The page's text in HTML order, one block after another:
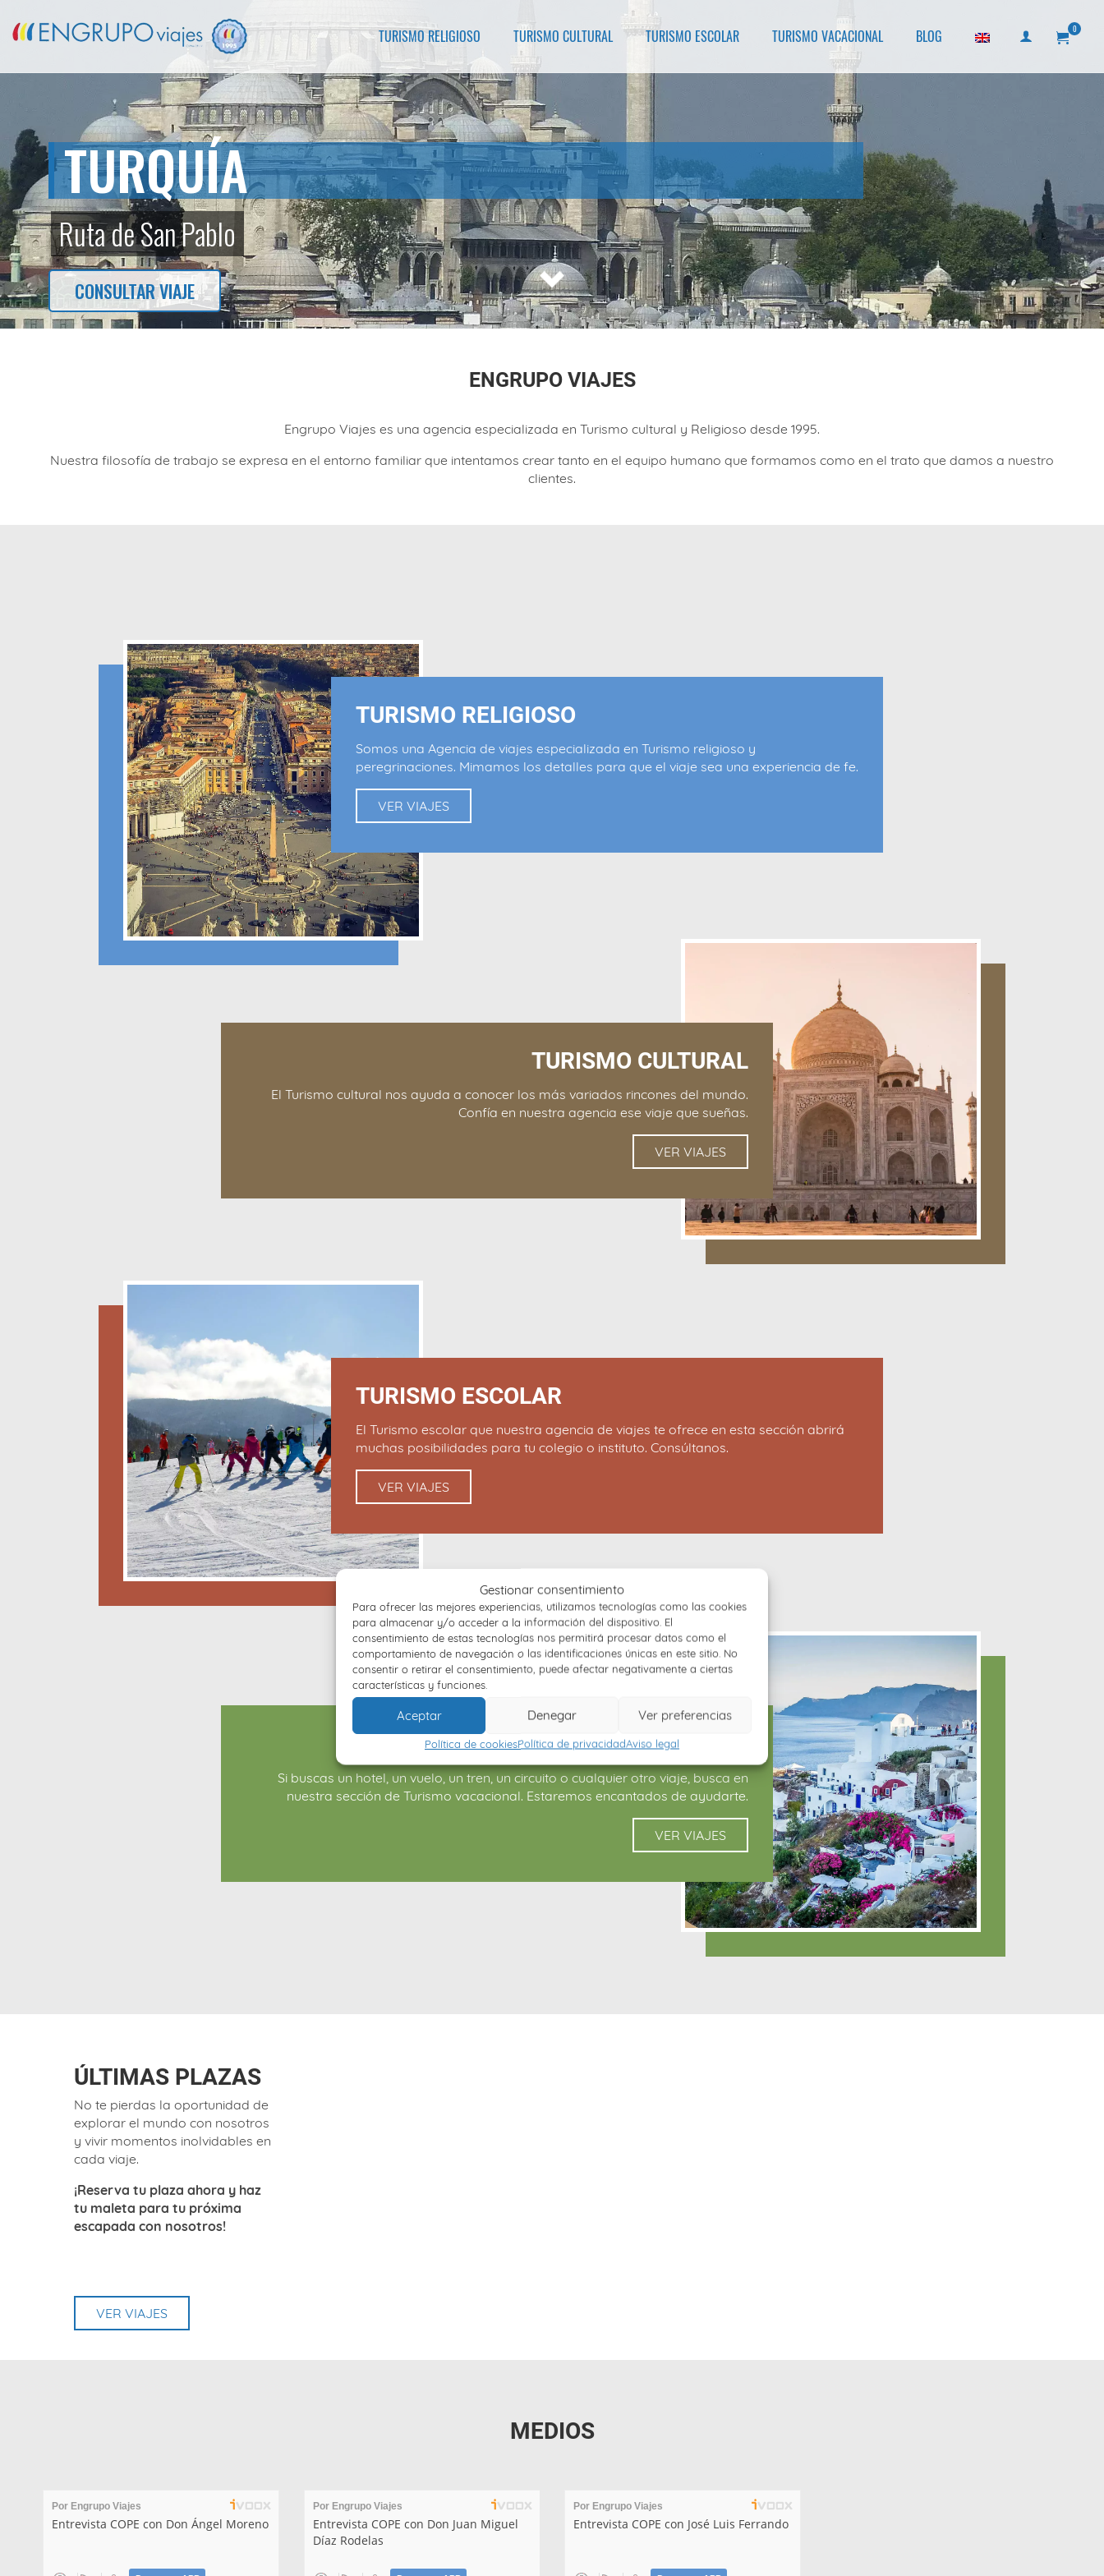
Gestionar consentimiento
Para ofrecer las mejores experiencias, utilizamos tecnologías como las cookies
para almacenar y/o acceder a la información del dispositivo. El
consentimiento de estas tecnologías nos permitirá procesar datos como el
comportamiento de navegación o las identificaciones únicas en este sitio. No
consentir o retirar el consentimiento, puede afectar negativamente a ciertas
características y funciones.
Aceptar Denegar Ver preferencias
Política de cookiesPolítica de privacidadAviso legal
TURISMO RELIGIOSO TURISMO CULTURAL TURISMO ESCOLAR TURISMO VACACIONAL BLOG 0
CONSULTAR VIAJE
TURQUÍA
Ruta de San Pablo
ENGRUPO VIAJES
Engrupo Viajes es una agencia especializada en Turismo cultural y Religioso desde 1995.
Nuestra filosofía de trabajo se expresa en el entorno familiar que intentamos crear tanto en el equipo humano que formamos como en el trato que damos a nuestro
clientes.
TURISMO RELIGIOSO
Somos una Agencia de viajes especializada en Turismo religioso y
peregrinaciones. Mimamos los detalles para que el viaje sea una experiencia de fe.
VER VIAJES
TURISMO CULTURAL
El Turismo cultural nos ayuda a conocer los más variados rincones del mundo.
Confía en nuestra agencia ese viaje que sueñas.
VER VIAJES
TURISMO ESCOLAR
El Turismo escolar que nuestra agencia de viajes te ofrece en esta sección abrirá
muchas posibilidades para tu colegio o instituto. Consúltanos.
VER VIAJES
TURISMO VACACIONAL
Si buscas un hotel, un vuelo, un tren, un circuito o cualquier otro viaje, busca en
nuestra sección de Turismo vacacional. Estaremos encantados de ayudarte.
VER VIAJES
ÚLTIMAS PLAZAS
No te pierdas la oportunidad de
explorar el mundo con nosotros
y vivir momentos inolvidables en
cada viaje.
¡Reserva tu plaza ahora y haz
tu maleta para tu próxima
escapada con nosotros!
VER VIAJES
MEDIOS